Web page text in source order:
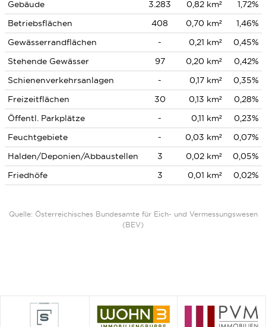
Gebäude
3.283 0,82 km²
1,72%
Betriebsflächen
408 0,70 km²
1,46%
Gewässerrandflächen
- 0,21 km²
0,45%
Stehende Gewässer
97 0,20 km²
0,42%
Schienenverkehrsanlagen
- 0,17 km²
0,35%
Freizeitflächen
30 0,13 km²
0,28%
Öffentl. Parkplätze
- 0,11 km²
0,23%
Feuchtgebiete
- 0,03 km²
0,07%
Halden/Deponien/Abbaustellen
3 0,02 km²
0,05%
Friedhöfe
3 0,01 km² 0,02%
Quelle: Österreichisches Bundesamte für Eich- und Vermessungswesen
(BEV)